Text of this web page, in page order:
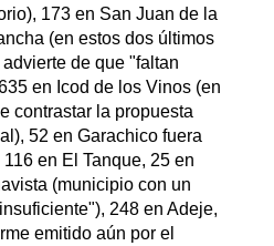
173 en San Juan de la
(en estos dos últimos
de que "faltan
en Icod de los Vinos (en
contrastar la propuesta
52 en Garachico fuera
en El Tanque, 25 en
(municipio con un
248 en Adeje,
emitido aún por el